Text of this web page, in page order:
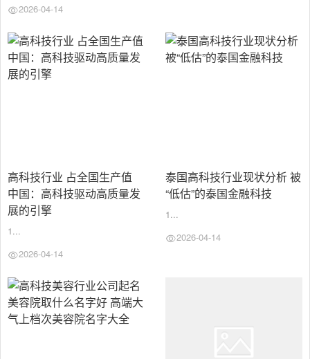
2026-04-14
高科技行业 占全国生产值
中国：高科技驱动高质量发
展的引擎
1...
2026-04-14
泰国高科技行业现状分析 被
“低估”的泰国金融科技
1...
2026-04-14